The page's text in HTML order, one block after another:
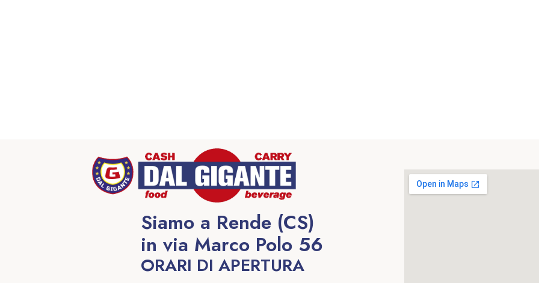
Siamo a Rende (CS)
in via Marco Polo 56
ORARI DI APERTURA